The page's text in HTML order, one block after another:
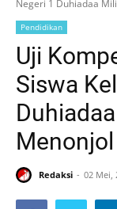
Negeri 1 Duhiadaa
Pendidikan
Uji
Siswa
Menonjol
Redaksi 02 Mei,